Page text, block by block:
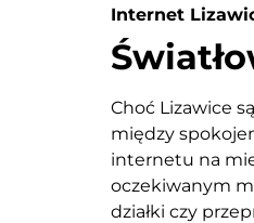
Internet
Choć Lizawice
między
internetu na
oczekiwanym
działki czy